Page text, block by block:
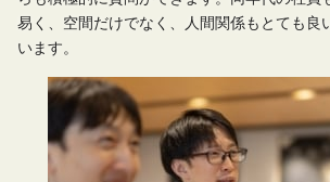
易く、空間だけでなく、人間関係もとても良
います。